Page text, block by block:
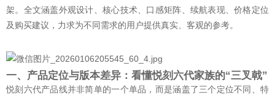
架。全文涵盖外观设计、核心技术、口感矩阵、续航表现、价格定位
及购买建议，力求为不同需求的用户提供真实、客观的参考。
一、产品定位与版本差异：看懂悦刻六代家族的“三叉戟”
悦刻六代产品线并非简单的一个单品，而是涵盖了三个定位不同、特